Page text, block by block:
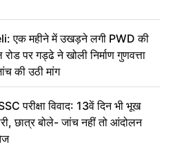
एक महीने में उखड़ने लगी PWD की
पर गड्ढे ने खोली निर्माण गुणवत्ता
की उठी मांग
परीक्षा विवाद: 13वें दिन भी भूख
छात्र बोले- जांच नहीं तो आंदोलन